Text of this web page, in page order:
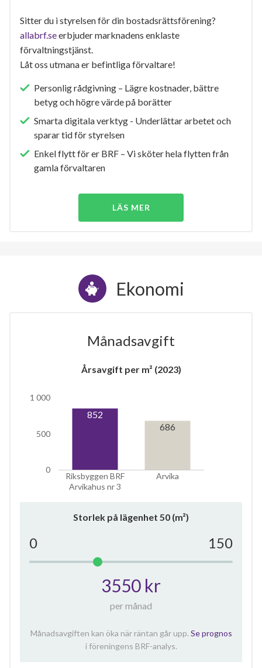
Sitter du i styrelsen för din bostadsrättsförening?
allabrf.seerbjuder marknadens enklaste
förvaltningstjänst.
Låt oss utmana er befintliga förvaltare!
Personlig rådgivning – Lägre kostnader, bättre
betyg och högre värde på borätter
Smarta digitala verktyg - Underlättar arbetet och
sparar tid för styrelsen
Enkel flytt för er BRF – Vi sköter hela flytten från
gamla förvaltaren
LÄS MER
Ekonomi
Månadsavgift
Årsavgift per m² (2023)
Riksbyggen BRF
Arvikahus nr 3
Arvika
0
500
1 000
852
686
Storlek på lägenhet 50 (m²)
0 150
3550 kr
per månad
Månadsavgiften kan öka när räntan går upp. Se prognos
i föreningens BRF-analys.